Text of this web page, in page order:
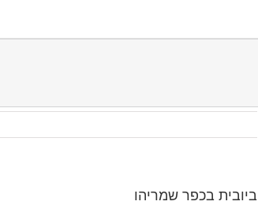
ביובית בכפר שמריהו